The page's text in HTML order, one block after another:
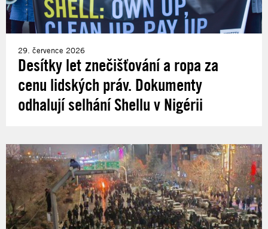
29. července 2026
Desítky let znečišťování a ropa za
cenu lidských práv. Dokumenty
odhalují selhání Shellu v Nigérii